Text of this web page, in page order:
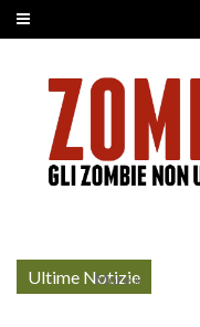
Ultime Notizie
More »